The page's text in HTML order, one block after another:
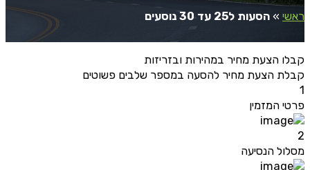
ראשי » הסעות ל25 עד 30 נוסעים
קבלו הצעת מחיר במהירות ובזריזות
קבלת הצעת מחיר להסעה במספר שלבים פשוטים
1
פרטי המזמין
2
מסלול הנסיעה